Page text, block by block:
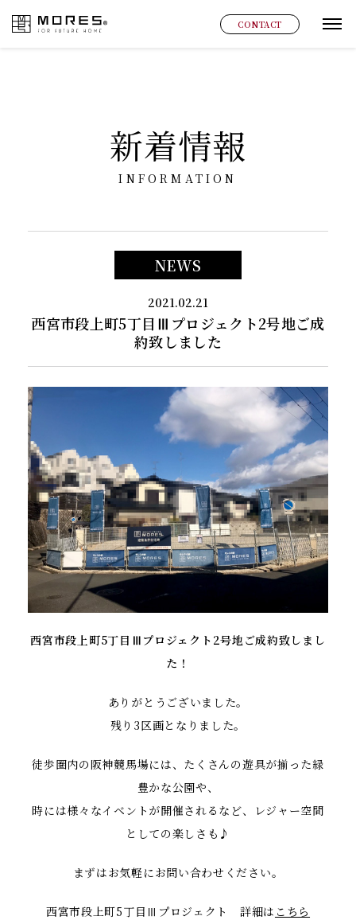
MORES CONTACT グ
新着情報
INFORMATION
NEWS
2021.02.21
西宮市段上町5丁目Ⅲプロジェクト2号地ご成
約致しました
西宮市段上町5丁目Ⅲプロジェクト2号地ご成約致しまし
た！
ありがとうございました。
残り3区画となりました。
徒歩圏内の阪神競馬場には、たくさんの遊具が揃った緑
豊かな公園や、
時には様々なイベントが開催されるなど、レジャー空間
としての楽しさも♪
まずはお気軽にお問い合わせください。
西宮市段上町5丁目Ⅲプロジェクト 詳細は こちら